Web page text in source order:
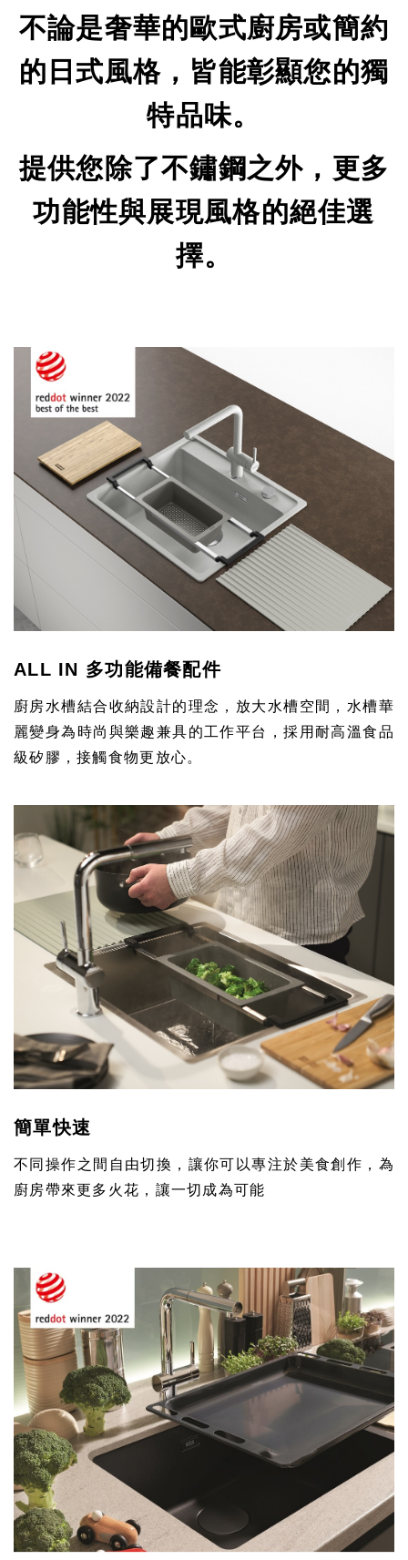
不論是奢華的歐式廚房或簡約
的日式風格，皆能彰顯您的獨
特品味。
提供您除了不鏽鋼之外，更多
功能性與展現風格的絕佳選
擇。
ALL IN 多功能備餐配件
廚房水槽結合收納設計的理念，放大水槽空間，水槽華
麗變身為時尚與樂趣兼具的工作平台，採用耐高溫食品
級矽膠，接觸食物更放心。
簡單快速
不同操作之間自由切換，讓你可以專注於美食創作，為
廚房帶來更多火花，讓一切成為可能